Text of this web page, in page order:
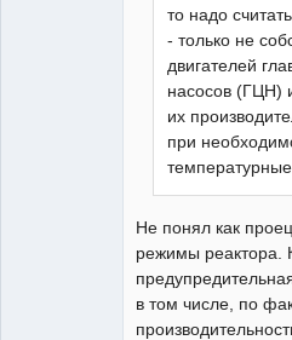
то надо
- только не
двигателей
насосов (ГЦН)
их
при
Не понял как
режимы реактора.
в том числе, по